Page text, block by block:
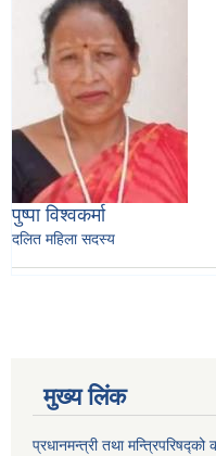
पुष्पा विश्वकर्मा
दलित महिला सदस्य
मुख्य लिंक
प्रधानमन्त्री तथा मन्त्रिपरिषद्को